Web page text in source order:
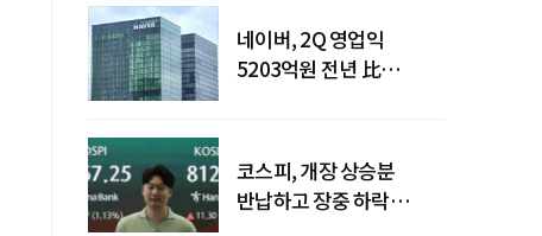
네이버, 2Q 영업익
5203억원 전년 比
코스피, 개장 상승분
반납하고 장중 하락